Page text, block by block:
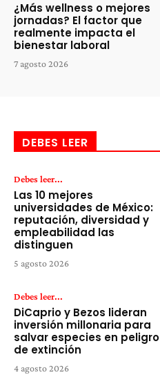
¿Más wellness o mejores
jornadas? El factor que
realmente impacta el
bienestar laboral
7 agosto 2026
DEBES LEER
Debes leer...
Las 10 mejores
universidades de México:
reputación, diversidad y
empleabilidad las
distinguen
5 agosto 2026
Debes leer...
DiCaprio y Bezos lideran
inversión millonaria para
salvar especies en peligro
de extinción
4 agosto 2026